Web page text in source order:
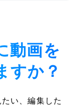
動画を
すか？
い、編集した